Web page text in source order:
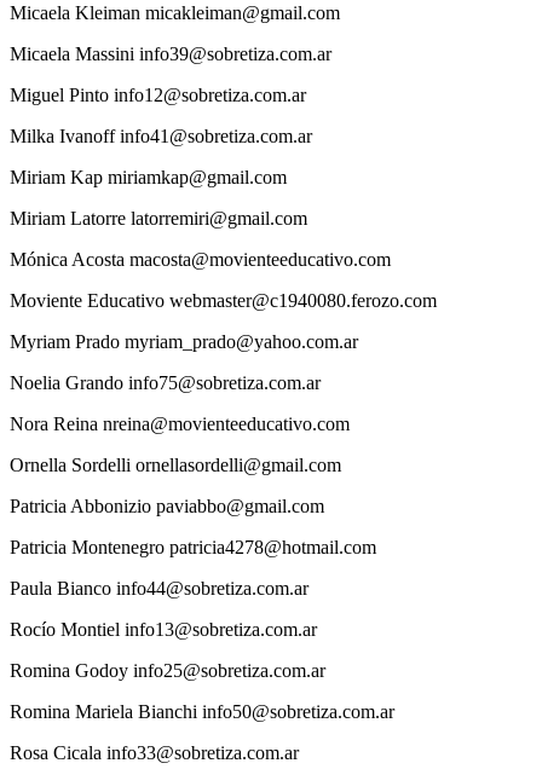
Micaela Kleiman micakleiman@gmail.com
Micaela Massini info39@sobretiza.com.ar
Miguel Pinto info12@sobretiza.com.ar
Milka Ivanoffinfo41@sobretiza.com.ar
Miriam Kap miriamkap@gmail.com
Miriam Latorre latorremiri@gmail.com
Mónica Acosta macosta@movienteeducativo.com
Moviente Educativo webmaster@c1940080.ferozo.com
Myriam Prado myriam_prado@yahoo.com.ar
Noelia Grando info75@sobretiza.com.ar
Nora Reina nreina@movienteeducativo.com
Ornella Sordelli ornellasordelli@gmail.com
Patricia Abbonizio paviabbo@gmail.com
Patricia Montenegro patricia4278@hotmail.com
Paula Bianco info44@sobretiza.com.ar
Rocío Montiel info13@sobretiza.com.ar
Romina Godoy info25@sobretiza.com.ar
Romina Mariela Bianchi info50@sobretiza.com.ar
Rosa Cicala info33@sobretiza.com.ar